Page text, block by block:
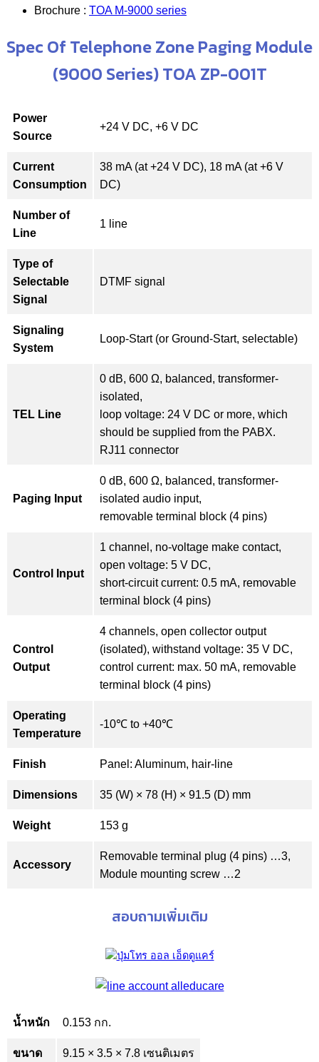
Brochure : TOA M-9000 series
Spec Of Telephone Zone Paging Module
(9000 Series) TOA ZP-001T
Power
Source
+24 V DC, +6 V DC
Current
Consumption
38 mA (at +24 V DC), 18 mA (at +6 V
DC)
Number of
Line
1 line
Type of
Selectable
Signal
DTMF signal
Signaling
System
Loop-Start (or Ground-Start, selectable)
TEL Line
0 dB, 600 Ω, balanced, transformer-
isolated,
loop voltage: 24 V DC or more, which
should be supplied from the PABX.
RJ11 connector
Paging Input
0 dB, 600 Ω, balanced, transformer-
isolated audio input,
removable terminal block (4 pins)
Control Input
1 channel, no-voltage make contact,
open voltage: 5 V DC,
short-circuit current: 0.5 mA, removable
terminal block (4 pins)
Control
Output
4 channels, open collector output
(isolated), withstand voltage: 35 V DC,
control current: max. 50 mA, removable
terminal block (4 pins)
Operating
Temperature
-10℃ to +40℃
Finish Panel: Aluminum, hair-line
Dimensions 35 (W) × 78 (H) × 91.5 (D) mm
Weight 153 g
Accessory
Removable terminal plug (4 pins) …3,
Module mounting screw …2
สอบถามเพิ่มเติม
น้ำหนัก 0.153 กก.
ขนาด 9.15 × 3.5 × 7.8 เซนติเมตร